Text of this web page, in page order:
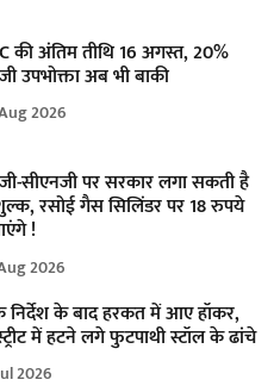
की अंतिम तीथि 16 अगस्त, 20%
उपभोक्ता अब भी बाकी
2026
सीएनजी पर सरकार लगा सकती है
रसोई गैस सिलिंडर पर 18 रुपये
!
2026
निर्देश के बाद हरकत में आए हॉकर,
में हटने लगे फुटपाथी स्टॉल के ढांचे
2026